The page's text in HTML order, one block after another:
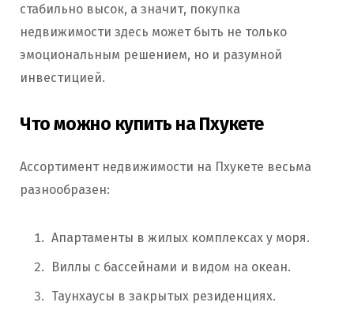
стабильно высок, а значит, покупка
недвижимости здесь может быть не только
эмоциональным решением, но и разумной
инвестицией.
Что можно купить на Пхукете
Ассортимент недвижимости на Пхукете весьма
разнообразен:
Апартаменты в жилых комплексах у моря.
Виллы с бассейнами и видом на океан.
Таунхаусы в закрытых резиденциях.